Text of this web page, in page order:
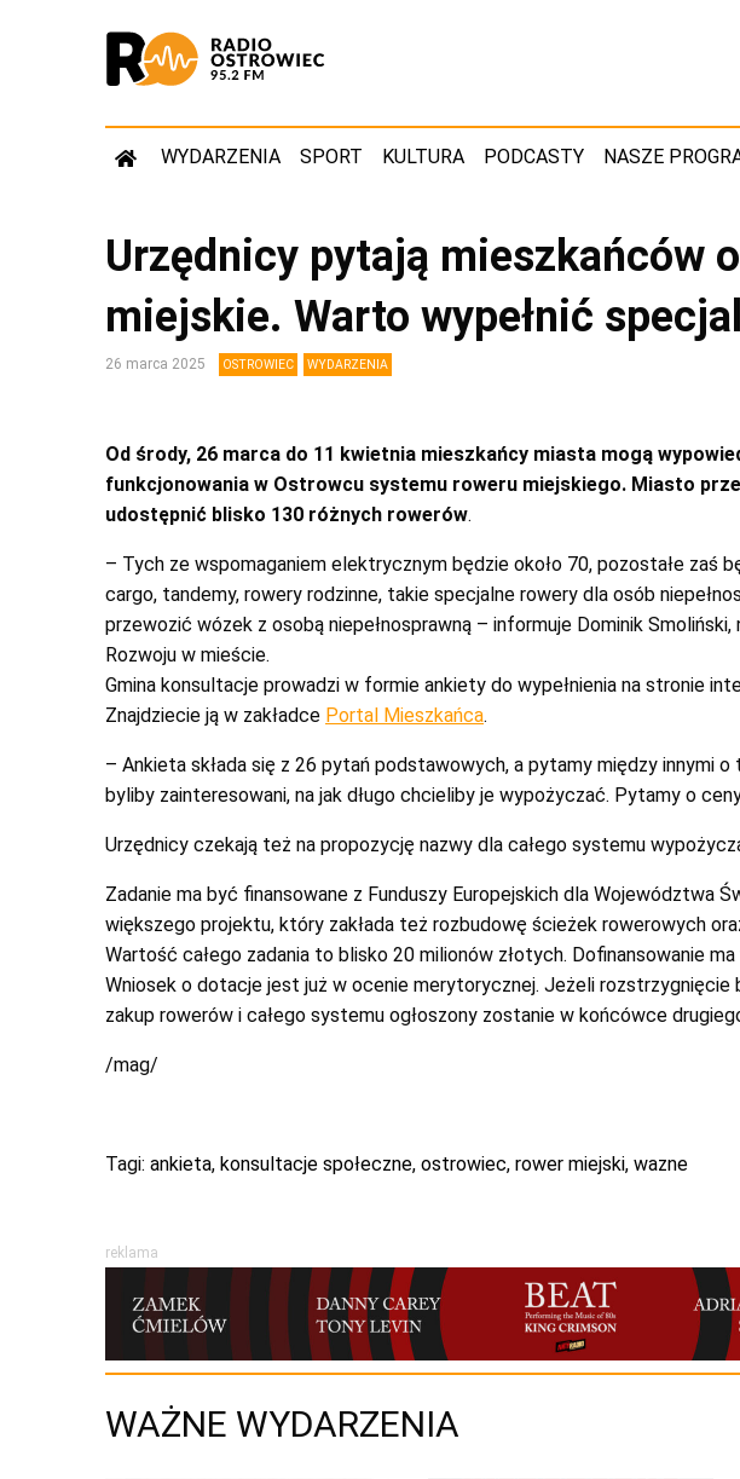
WYDARZENIA SPORT KULTURA PODCASTY NASZE
Urzędnicy pytają mieszkańców
miejskie. Warto wypełnić
26 marca 2025 OSTROWIEC WYDARZENIA
Od środy, 26 marca do 11 kwietnia mieszkańcy miasta mogą
funkcjonowania w Ostrowcu systemu roweru miejskiego. Miasto
udostępnić blisko 130 różnych rowerów.
– Tych ze wspomaganiem elektrycznym będzie około 70, pozostałe zaś
cargo, tandemy, rowery rodzinne, takie specjalne rowery dla osób
przewozić wózek z osobą niepełnosprawną – informuje Dominik Smoliński,
Rozwoju w mieście.
Gmina konsultacje prowadzi w formie ankiety do wypełnienia na stronie
Znajdziecie ją w zakładce Portal Mieszkańca.
– Ankieta składa się z 26 pytań podstawowych, a pytamy między innymi o
byliby zainteresowani, na jak długo chcieliby je wypożyczać. Pytamy o
Urzędnicy czekają też na propozycję nazwy dla całego systemu
Zadanie ma być finansowane z Funduszy Europejskich dla Województwa
większego projektu, który zakłada też rozbudowę ścieżek rowerowych
Wartość całego zadania to blisko 20 milionów złotych. Dofinansowanie
Wniosek o dotacje jest już w ocenie merytorycznej. Jeżeli
zakup rowerów i całego systemu ogłoszony zostanie w końcówce
/mag/
Tagi: ankieta, konsultacje społeczne, ostrowiec, rower miejski, wazne
reklama
WAŻNE WYDARZENIA